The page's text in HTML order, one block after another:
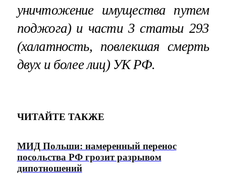
уничтожение имущества путем
поджога) и части 3 статьи 293
(халатность, повлекшая смерть
двух и более лиц) УК РФ.
ЧИТАЙТЕ ТАКЖЕ
МИД Польши: намеренный перенос
посольства РФ грозит разрывом
дипотношений